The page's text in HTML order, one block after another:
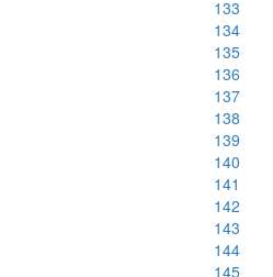
133
134
135
136
137
138
139
140
141
142
143
144
145